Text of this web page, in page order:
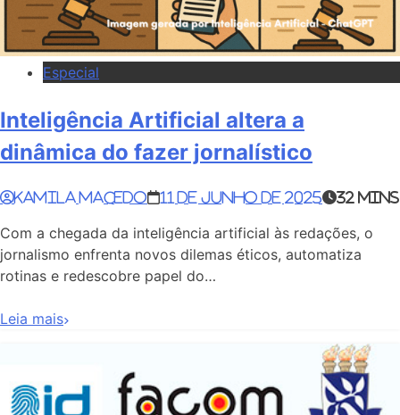
Especial
Inteligência Artificial altera a
dinâmica do fazer jornalístico
Kamila Macedo 11 de junho de 2025 32 mins
Com a chegada da inteligência artificial às redações, o
jornalismo enfrenta novos dilemas éticos, automatiza
rotinas e redescobre papel do…
Leia mais